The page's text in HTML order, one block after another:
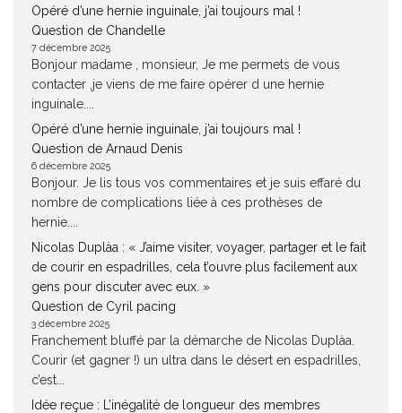
Opéré d’une hernie inguinale, j’ai toujours mal !
Question de Chandelle
7 décembre 2025
Bonjour madame , monsieur, Je me permets de vous
contacter ,je viens de me faire opérer d une hernie
inguinale....
Opéré d’une hernie inguinale, j’ai toujours mal !
Question de Arnaud Denis
6 décembre 2025
Bonjour. Je lis tous vos commentaires et je suis effaré du
nombre de complications liée à ces prothèses de
hernie....
Nicolas Duplàa : « J’aime visiter, voyager, partager et le fait
de courir en espadrilles, cela t’ouvre plus facilement aux
gens pour discuter avec eux. »
Question de Cyril pacing
3 décembre 2025
Franchement bluffé par la démarche de Nicolas Duplàa.
Courir (et gagner !) un ultra dans le désert en espadrilles,
c’est...
Idée reçue : L’inégalité de longueur des membres